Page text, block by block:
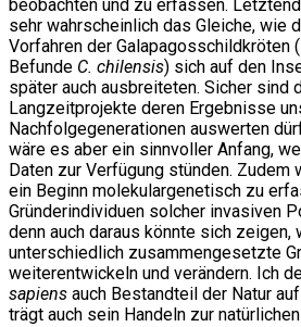
beobachten und zu erfassen.
sehr wahrscheinlich das Gleiche, wie
Vorfahren der Galapagosschildkröten
Befunde C. chilensis) sich auf den
später auch ausbreiteten. Sicher sind
Langzeitprojekte deren Ergebnisse
Nachfolgegenerationen auswerten
wäre es aber ein sinnvoller Anfang,
Daten zur Verfügung stünden. Zudem
ein Beginn molekulargenetisch zu
Gründerindividuen solcher invasiven
denn auch daraus könnte sich zeigen,
unterschiedlich zusammengesetzte
weiterentwickeln und verändern. Ich
sapiens auch Bestandteil der Natur
trägt auch sein Handeln zur